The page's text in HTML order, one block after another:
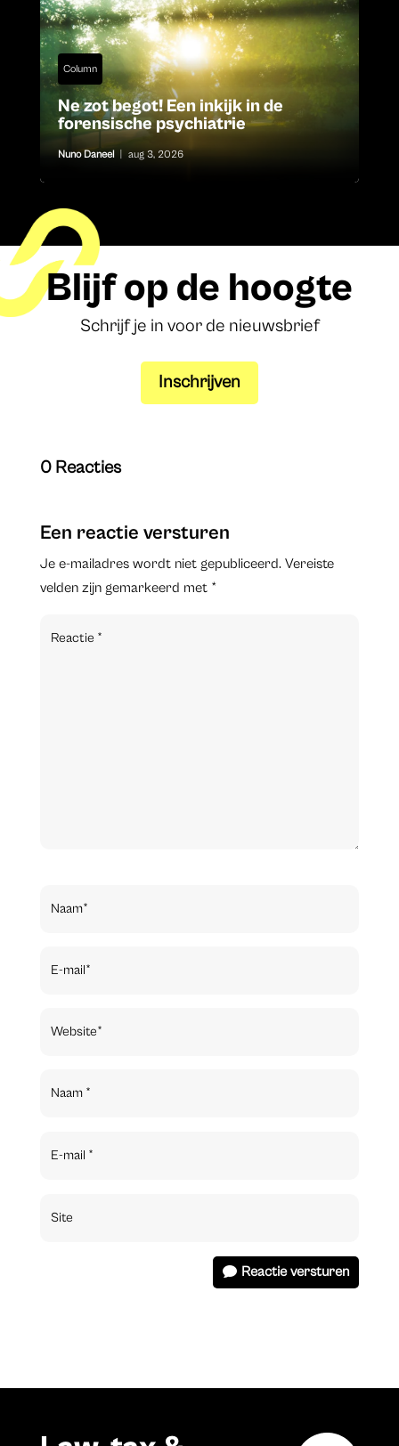
Column
Ne zot begot! Een inkijk in de
forensische psychiatrie
Nuno Daneel aug 3, 2026
Blijf op de hoogte
Schrijf je in voor de nieuwsbrief
Inschrijven
0 Reacties
Een reactie versturen
Je e-mailadres wordt niet gepubliceerd. Vereiste
velden zijn gemarkeerd met *
Reactie versturen